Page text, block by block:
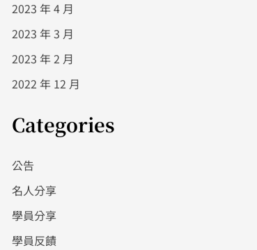
2023 年 4 月
2023 年 3 月
2023 年 2 月
2022 年 12 月
Categories
公告
名人分享
學員分享
學員反饋